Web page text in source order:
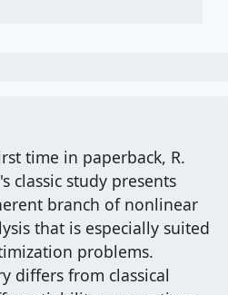
time in paperback, R.
classic study presents
branch of nonlinear
that is especially suited
problems.
differs from classical